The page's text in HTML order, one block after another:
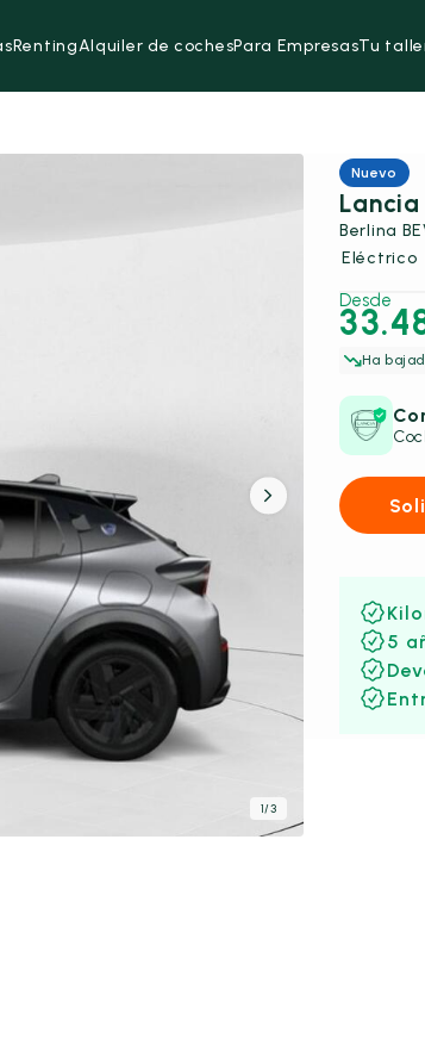
RentingAlquiler de cochesPara EmpresasTu
1/3
Nuevo
Berlina
Eléctrico
Desde
Ha
5